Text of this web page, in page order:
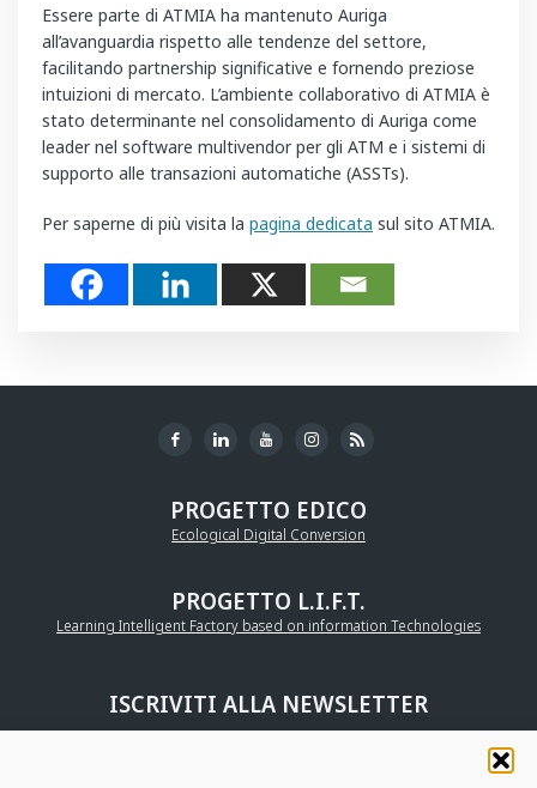
Essere parte di ATMIA ha mantenuto Auriga
all’avanguardia rispetto alle tendenze del settore,
facilitando partnership significative e fornendo preziose
intuizioni di mercato. L’ambiente collaborativo di ATMIA è
stato determinante nel consolidamento di Auriga come
leader nel software multivendor per gli ATM e i sistemi di
supporto alle transazioni automatiche (ASSTs).
Per saperne di più visita la pagina dedicata sul sito ATMIA.
PROGETTO EDICO
Ecological Digital Conversion
PROGETTO L.I.F.T.
Learning Intelligent Factory based on information Technologies
ISCRIVITI ALLA NEWSLETTER